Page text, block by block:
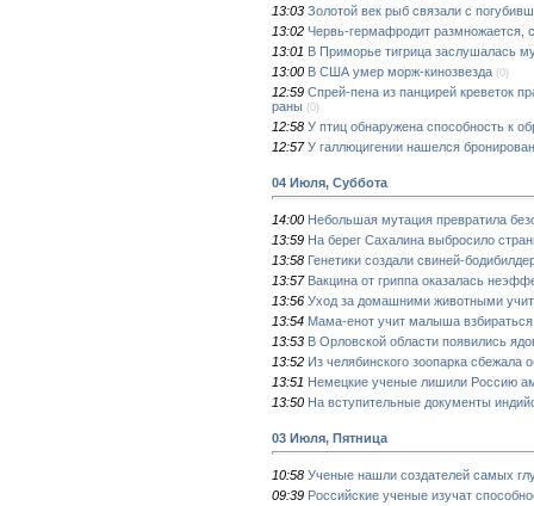
13:03 Золотой век рыб связали с
13:02 Червь-гермафродит размножается,
13:01 В Приморье тигрица заслушалась
13:00 В США умер морж-кинозвезда (0)
12:59 Спрей-пена из панцирей креветок
раны (0)
12:58 У птиц обнаружена способность к
12:57 У галлюцигении нашелся
04 Июля, Суббота
14:00 Небольшая мутация превратила
13:59 На берег Сахалина выбросило
13:58 Генетики создали свиней-
13:57 Вакцина от гриппа оказалась
13:56 Уход за домашними животными учит
13:54 Мама-енот учит малыша
13:53 В Орловской области появились
13:52 Из челябинского зоопарка сбежала
13:51 Немецкие ученые лишили Россию
13:50 На вступительные документы
03 Июля, Пятница
10:58 Ученые нашли создателей самых
09:39 Российские ученые изучат